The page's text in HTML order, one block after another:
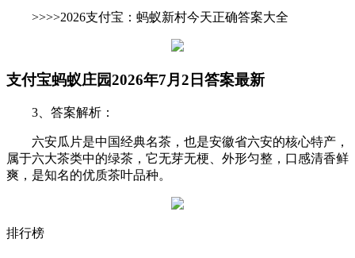
>>>>2026支付宝：蚂蚁新村今天正确答案大全
支付宝蚂蚁庄园2026年7月2日答案最新
3、答案解析：
六安瓜片是中国经典名茶，也是安徽省六安的核心特产，
属于六大茶类中的绿茶，它无芽无梗、外形匀整，口感清香鲜
爽，是知名的优质茶叶品种。
排行榜